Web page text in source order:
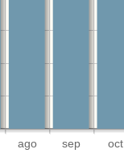
ago sep oct